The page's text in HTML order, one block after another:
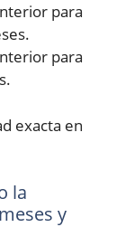
para
para
exacta en
la
y